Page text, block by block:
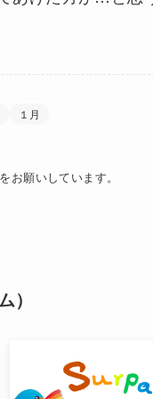
１月
お願いしています。
）